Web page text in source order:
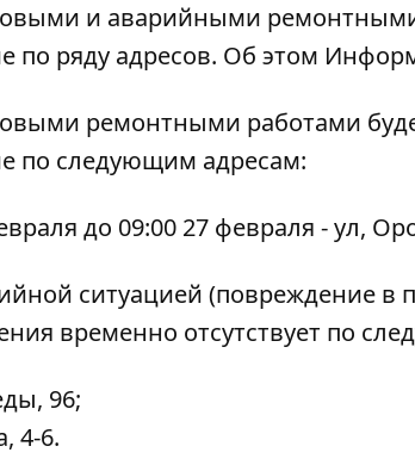
и аварийными
по ряду адресов. Об этом
ремонтными работами
по следующим адресам:
до 09:00 27 февраля - ул,
ситуацией (повреждение
временно отсутствует по
96;
4-6.